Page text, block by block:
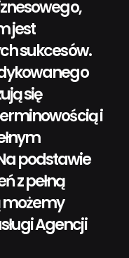
jest
sukcesów.
się
i
podstawie
z pełną
Agencji